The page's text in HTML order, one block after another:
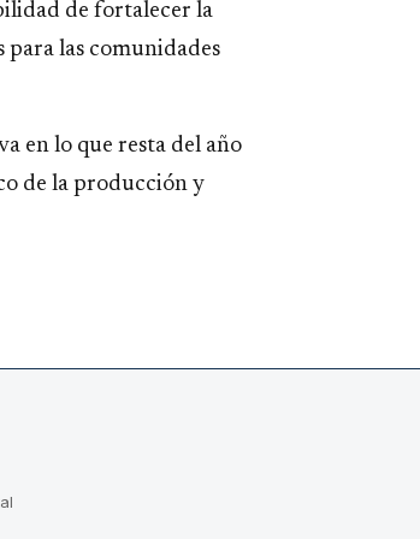
de fortalecer la
las comunidades
en lo que resta del año
de la producción y